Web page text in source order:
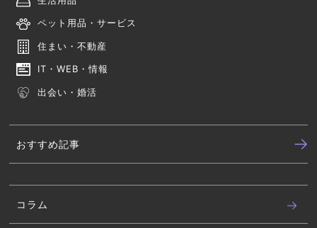
ペット用品・サービス
住まい・不動産
IT・WEB・情報
出会い・婚活
おすすめ記事
コラム